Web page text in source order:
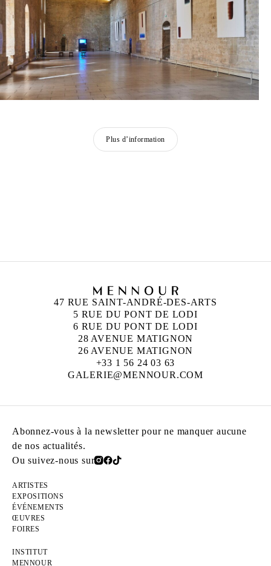
Plus d’information
47 RUE SAINT-ANDRÉ-DES-ARTS
5 RUE DU PONT DE LODI
6 RUE DU PONT DE LODI
28 AVENUE MATIGNON
26 AVENUE MATIGNON
+33 1 56 24 03 63
GALERIE@MENNOUR.COM
Abonnez-vous à la newsletter pour ne manquer aucune
de nos actualités.
Ou suivez-nous sur
ARTISTES
EXPOSITIONS
ÉVÉNEMENTS
ŒUVRES
FOIRES
INSTITUT
MENNOUR